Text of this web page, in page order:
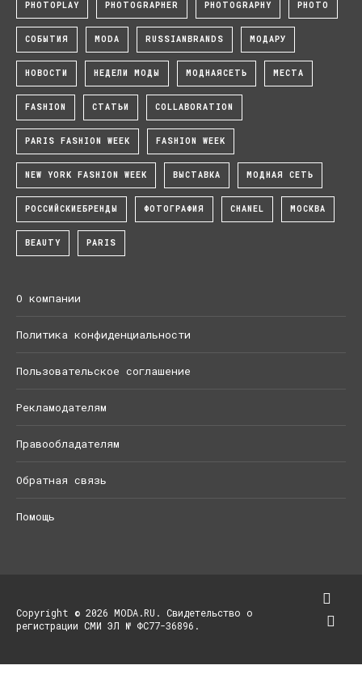
PHOTOPLAY PHOTOGRAPHER PHOTOGRAPHY PHOTO
СОБЫТИЯ MODA RUSSIANBRANDS МОДАРУ
НОВОСТИ НЕДЕЛИ МОДЫ МОДНАЯСЕТЬ МЕСТА
FASHION СТАТЬИ COLLABORATION
PARIS FASHION WEEK FASHION WEEK
NEW YORK FASHION WEEK ВЫСТАВКА МОДНАЯ СЕТЬ
РОССИЙСКИЕБРЕНДЫ ФОТОГРАФИЯ CHANEL МОСКВА
BEAUTY PARIS
О компании
Политика конфиденциальности
Пользовательское соглашение
Рекламодателям
Правообладателям
Обратная связь
Помощь
Copyright © 2026 MODA.RU. Свидетельство о
регистрации СМИ ЭЛ № ФС77-36896.